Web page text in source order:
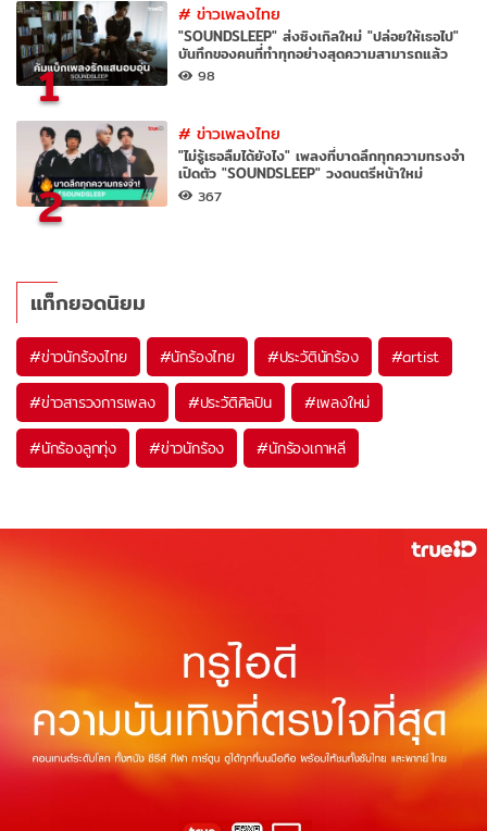
1
#ข่าวเพลงไทย
"SOUNDSLEEP" ส่งซิงเกิลใหม่ "ปล่อยให้เธอไป"
บันทึกของคนที่ทำทุกอย่างสุดความสามารถแล้ว
98
2
#ข่าวเพลงไทย
"ไม่รู้เธอลืมได้ยังไง" เพลงที่บาดลึกทุกความทรงจำ
เปิดตัว "SOUNDSLEEP" วงดนตรีหน้าใหม่
367
แท็กยอดนิยม
#ข่าวนักร้องไทย #นักร้องไทย #ประวัตินักร้อง #artist
#ข่าวสารวงการเพลง #ประวัติศิลปิน #เพลงใหม่
#นักร้องลูกทุ่ง #ข่าวนักร้อง #นักร้องเกาหลี